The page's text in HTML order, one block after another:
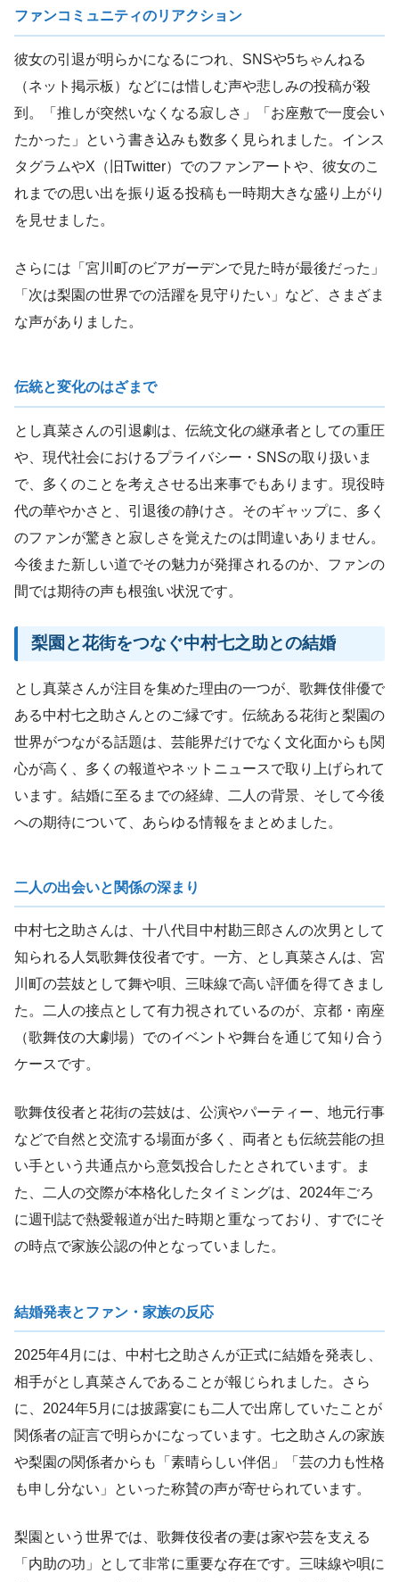
ファンコミュニティのリアクション
彼女の引退が明らかになるにつれ、SNSや5ちゃんねる
（ネット掲示板）などには惜しむ声や悲しみの投稿が殺
到。「推しが突然いなくなる寂しさ」「お座敷で一度会い
たかった」という書き込みも数多く見られました。インス
タグラムやX（旧Twitter）でのファンアートや、彼女のこ
れまでの思い出を振り返る投稿も一時期大きな盛り上がり
を見せました。
さらには「宮川町のビアガーデンで見た時が最後だった」
「次は梨園の世界での活躍を見守りたい」など、さまざま
な声がありました。
伝統と変化のはざまで
とし真菜さんの引退劇は、伝統文化の継承者としての重圧
や、現代社会におけるプライバシー・SNSの取り扱いま
で、多くのことを考えさせる出来事でもあります。現役時
代の華やかさと、引退後の静けさ。そのギャップに、多く
のファンが驚きと寂しさを覚えたのは間違いありません。
今後また新しい道でその魅力が発揮されるのか、ファンの
間では期待の声も根強い状況です。
梨園と花街をつなぐ中村七之助との結婚
とし真菜さんが注目を集めた理由の一つが、歌舞伎俳優で
ある中村七之助さんとのご縁です。伝統ある花街と梨園の
世界がつながる話題は、芸能界だけでなく文化面からも関
心が高く、多くの報道やネットニュースで取り上げられて
います。結婚に至るまでの経緯、二人の背景、そして今後
への期待について、あらゆる情報をまとめました。
二人の出会いと関係の深まり
中村七之助さんは、十八代目中村勘三郎さんの次男として
知られる人気歌舞伎役者です。一方、とし真菜さんは、宮
川町の芸妓として舞や唄、三味線で高い評価を得てきまし
た。二人の接点として有力視されているのが、京都・南座
（歌舞伎の大劇場）でのイベントや舞台を通じて知り合う
ケースです。
歌舞伎役者と花街の芸妓は、公演やパーティー、地元行事
などで自然と交流する場面が多く、両者とも伝統芸能の担
い手という共通点から意気投合したとされています。ま
た、二人の交際が本格化したタイミングは、2024年ごろ
に週刊誌で熱愛報道が出た時期と重なっており、すでにそ
の時点で家族公認の仲となっていました。
結婚発表とファン・家族の反応
2025年4月には、中村七之助さんが正式に結婚を発表し、
相手がとし真菜さんであることが報じられました。さら
に、2024年5月には披露宴にも二人で出席していたことが
関係者の証言で明らかになっています。七之助さんの家族
や梨園の関係者からも「素晴らしい伴侶」「芸の力も性格
も申し分ない」といった称賛の声が寄せられています。
梨園という世界では、歌舞伎役者の妻は家や芸を支える
「内助の功」として非常に重要な存在です。三味線や唄に